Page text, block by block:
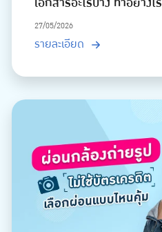
27/05/2026
รายละเอียด